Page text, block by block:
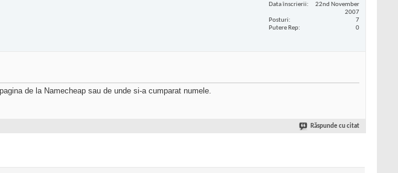
Data înscrierii
22nd November
2007
Posturi
7
Putere Rep
0
de la Namecheap sau de unde si-a cumparat numele.
Răspunde cu citat